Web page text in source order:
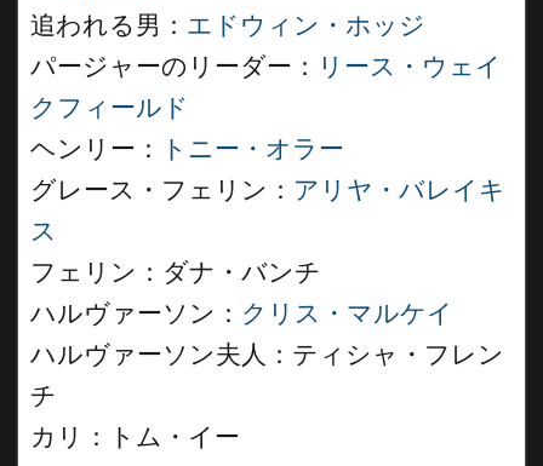
追われる男： エドウィン・ホッジ
パージャーのリーダー： リース・ウェイ
クフィールド
ヘンリー：
トニー・オラー
グレース・フェリン： アリヤ・バレイキ
ス
フェリン：ダナ・バンチ
ハルヴァーソン： クリス・マルケイ
ハルヴァーソン夫人：ティシャ・フレン
チ
カリ：トム・イー